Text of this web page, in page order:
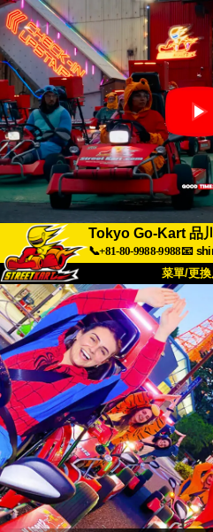
Tokyo Go-Kart 品川
📞+81-80-9988-9988📧
菜單/更
關於我們 規格
交通資訊 顧客評
公司
更換
東京 品川 #1
東京 秋葉原 #2
東京 澀谷分店